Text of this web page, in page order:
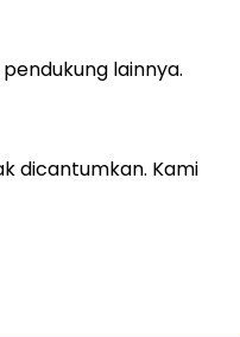
lainnya.
dicantumkan. Kami